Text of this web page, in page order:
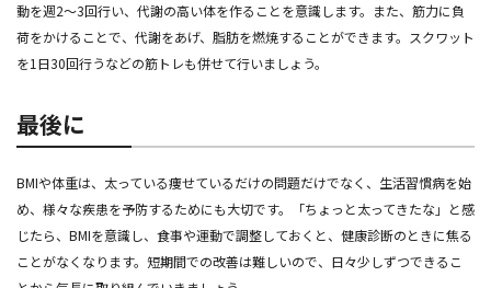
動を週2〜3回行い、代謝の高い体を作ることを意識します。また、筋力に負
荷をかけることで、代謝をあげ、脂肪を燃焼することができます。スクワット
を1日30回行うなどの筋トレも併せて行いましょう。
最後に
BMIや体重は、太っている痩せているだけの問題だけでなく、生活習慣病を始
め、様々な疾患を予防するためにも大切です。「ちょっと太ってきたな」と感
じたら、BMIを意識し、食事や運動で調整しておくと、健康診断のときに焦る
ことがなくなります。短期間での改善は難しいので、日々少しずつできるこ